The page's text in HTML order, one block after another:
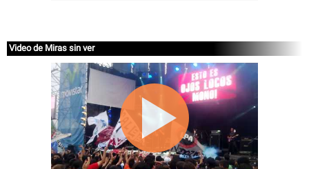
Video de Miras sin ver